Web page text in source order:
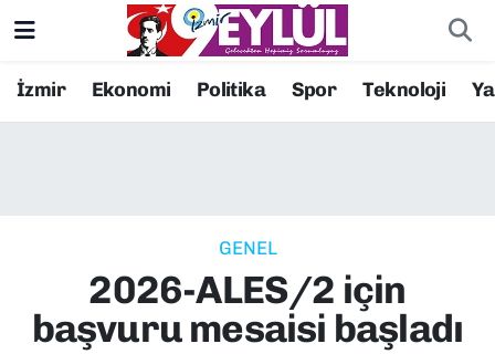
İzmir Ekonomi Politika Spor Teknoloji
GENEL
2026-ALES/2 için
başvuru mesaisi başladı
Resmi İlanlar
EKONOMİ
Konak Nöbetçi Eczaneler
Süper Lig Puan Durumu ve Fikstür
Tüm Manşetler